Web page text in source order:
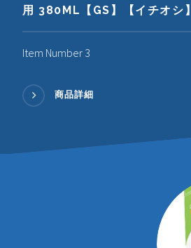
用 380ML【GS】【イチオシ】
Item Number 3
商品詳細